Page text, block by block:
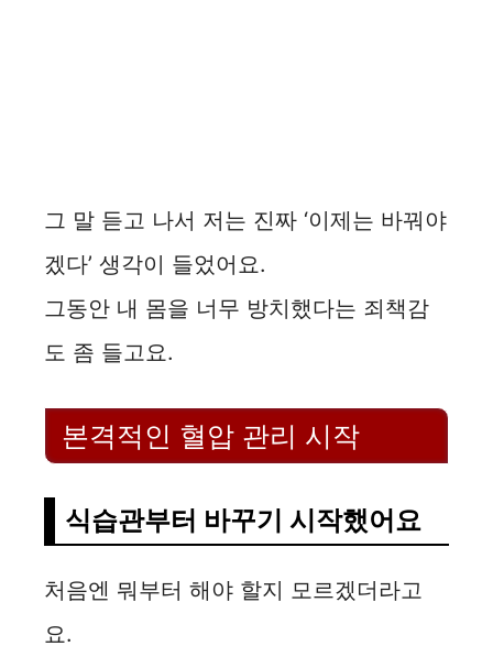
그 말 듣고 나서 저는 진짜 ‘이제는 바꿔야
겠다’ 생각이 들었어요.
그동안 내 몸을 너무 방치했다는 죄책감
도 좀 들고요.
본격적인 혈압 관리 시작
식습관부터 바꾸기 시작했어요
처음엔 뭐부터 해야 할지 모르겠더라고
요.